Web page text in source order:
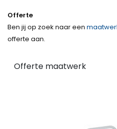
Offerte
Ben jij op zoek naar een
offerte aan.
Offerte maatwerk